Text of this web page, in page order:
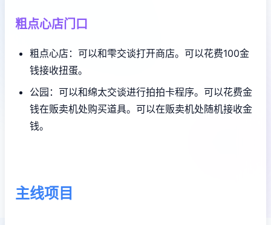
粗点心店门口
粗点心店：可以和雫交谈打开商店。可以花费100金
钱接收扭蛋。
公园：可以和绵太交谈进行拍拍卡程序。可以花费金
钱在贩卖机处购买道具。可以在贩卖机处随机接收金
钱。
主线项目